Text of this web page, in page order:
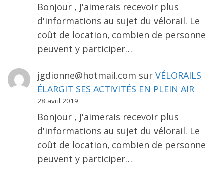
Bonjour , J'aimerais recevoir plus
d'informations au sujet du vélorail. Le
coût de location, combien de personne
peuvent y participer…
jgdionne@hotmail.com sur VÉLORAILS
ÉLARGIT SES ACTIVITÉS EN PLEIN AIR
28 avril 2019
Bonjour , J'aimerais recevoir plus
d'informations au sujet du vélorail. Le
coût de location, combien de personne
peuvent y participer…